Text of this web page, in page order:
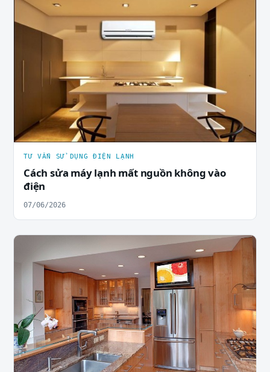
TƯ VẤN SỬ DỤNG ĐIỆN LẠNH
Cách sửa máy lạnh mất nguồn không vào
điện
07/06/2026